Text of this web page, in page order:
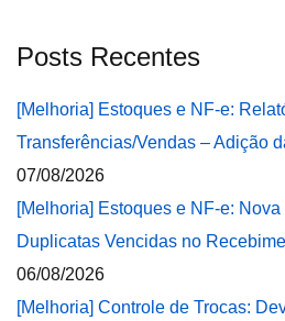
Posts Recentes
[Melhoria] Estoques e NF-e:
Transferências/Vendas – Adição
07/08/2026
[Melhoria] Estoques e NF-e:
Duplicatas Vencidas no
06/08/2026
[Melhoria] Controle de Trocas: